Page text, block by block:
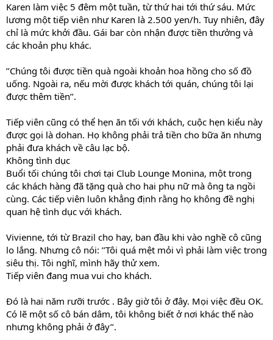
Karen làm việc 5 đêm một tuần, từ thứ hai tới thứ sáu. Mức
lương một tiếp viên như Karen là 2.500 yen/h. Tuy nhiên, đây
chỉ là mức khởi đầu. Gái bar còn nhận được tiền thưởng và
các khoản phụ khác.
’’Chúng tôi được tiền quà ngoài khoản hoa hồng cho số đồ
uống. Ngoài ra, nếu mời được khách tới quán, chúng tôi lại
được thêm tiền’’.
Tiếp viên cũng có thể hẹn ăn tối với khách, cuộc hẹn kiểu này
được gọi là dohan. Họ không phải trả tiền cho bữa ăn nhưng
phải đưa khách về câu lạc bộ.
Không tình dục
Buổi tối chúng tôi chơi tại Club Lounge Monina, một trong
các khách hàng đã tặng quà cho hai phụ nữ mà ông ta ngồi
cùng. Các tiếp viên luôn khẳng định rằng họ không đề nghị
quan hệ tình dục với khách.
Vivienne, tới từ Brazil cho hay, ban đầu khi vào nghề cô cũng
lo lắng. Nhưng cô nói: ’’Tôi quá mệt mỏi vì phải làm việc trong
siêu thị. Tôi nghĩ, mình hãy thử xem.
Tiếp viên đang mua vui cho khách.
Đó là hai năm rưỡi trước . Bây giờ tôi ở đây. Mọi việc đều OK.
Có lẽ một số cô bán dâm, tôi không biết ở nơi khác thế nào
nhưng không phải ở đây’’.